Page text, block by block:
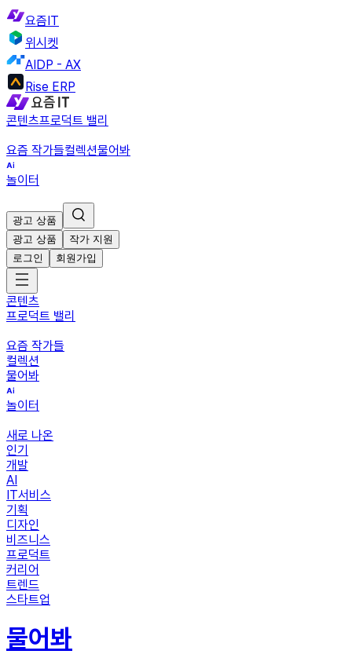
요즘IT
위시켓
AIDP - AX
Rise ERP
콘텐츠프로덕트 밸리
요즘 작가들컬렉션물어봐
놀이터
광고 상품
광고 상품
작가 지원
로그인
회원가입
콘텐츠
프로덕트 밸리
요즘 작가들
컬렉션
물어봐
놀이터
새로 나온
인기
개발
AI
IT서비스
기획
디자인
비즈니스
프로덕트
커리어
트렌드
스타트업
물어봐